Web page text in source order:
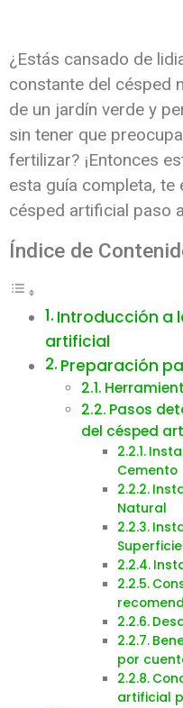
¿Estás cansado de
constante del césped
de un jardín verde y
sin tener que
fertilizar? ¡Entonces
esta guía completa,
césped artificial paso
Índice de
Introducción a
artificial
Preparación
Pasos
del césped
Cemento
Natural
por
artificial